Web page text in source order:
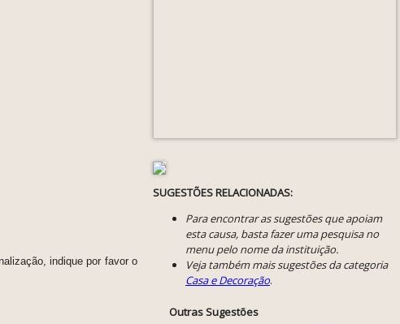
indique por favor o
SUGESTÕES RELACIONADAS:
Para encontrar as sugestões que apoiam
esta causa, basta fazer uma pesquisa no
menu pelo nome da instituição.
Veja também mais sugestões da categoria
Casa e Decoração.
Outras Sugestões